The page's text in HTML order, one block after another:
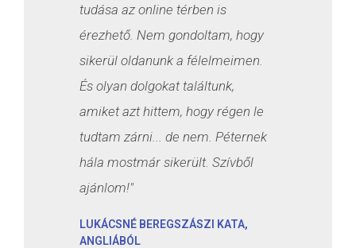
tudása az online térben is
érezhető. Nem gondoltam, hogy
sikerül oldanunk a félelmeimen.
És olyan dolgokat találtunk,
amiket azt hittem, hogy régen le
tudtam zárni... de nem. Péternek
hála mostmár sikerült. Szívből
ajánlom!"
LUKÁCSNÉ BEREGSZÁSZI KATA,
ANGLIÁBÓL